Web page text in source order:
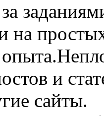
за
на
и
сайты.